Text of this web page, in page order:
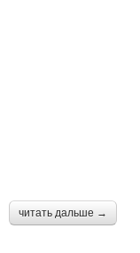
читать дальше →